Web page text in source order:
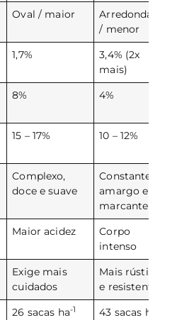
Oval / maior
Arredondado
/ menor
1,7%
3,4% (2x
mais)
8% 4%
15 – 17% 10 – 12%
Complexo,
doce e suave
Constante,
amargo e
marcante
Maior acidez
Corpo
intenso
Exige mais
cuidados
Mais rústica
e resistente
26 sacas ha-1 43 sacas ha